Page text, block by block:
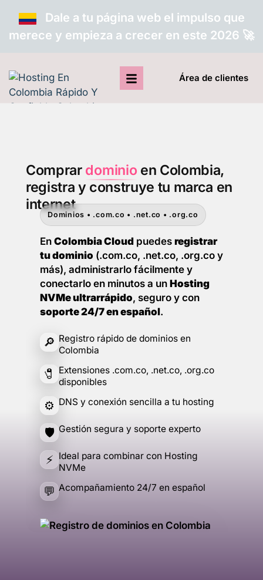
Dale a tu página web el impulso que
merece y empieza a crecer en este 2026 🚀
Área de clientes
Comprar dominio en Colombia,
registra y construye tu marca en
internet
Dominios • .com.co • .net.co • .org.co
En Colombia Cloud puedes registrar
tu dominio (.com.co, .net.co, .org.co y
más), administrarlo fácilmente y
conectarlo en minutos a un Hosting
NVMe ultrarrápido, seguro y con
soporte 24/7 en español.
🔎 Registro rápido de dominios en
Colombia
🧷
Extensiones .com.co, .net.co, .org.co
disponibles
⚙️ DNS y conexión sencilla a tu hosting
🛡️ Gestión segura y soporte experto
⚡ Ideal para combinar con Hosting
NVMe
💬 Acompañamiento 24/7 en español